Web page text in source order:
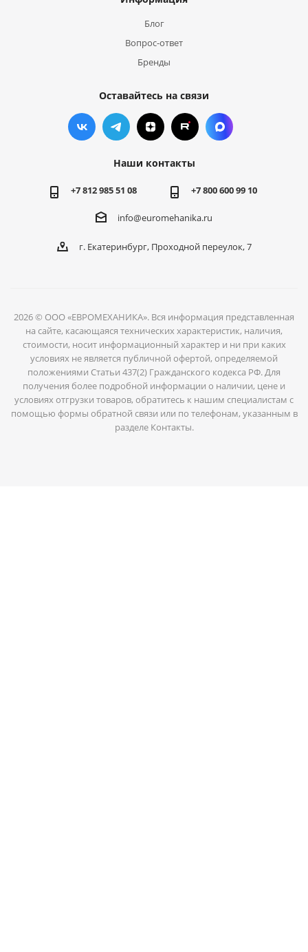
Блог
Вопрос-ответ
Бренды
Оставайтесь на связи
Наши контакты
+7 812 985 51 08 +7 800 600 99 10
info@euromehanika.ru
г. Екатеринбург, Проходной переулок, 7
2026 © ООО «ЕВРОМЕХАНИКА». Вся информация представленная
на сайте, касающаяся технических характеристик, наличия,
стоимости, носит информационный характер и ни при каких
условиях не является публичной офертой, определяемой
положениями Статьи 437(2) Гражданского кодекса РФ. Для
получения более подробной информации о наличии, цене и
условиях отгрузки товаров, обратитесь к нашим специалистам с
помощью формы обратной связи или по телефонам, указанным в
разделе Контакты.